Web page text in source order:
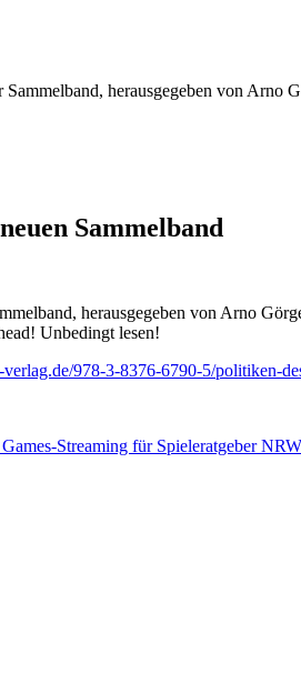
herausgegeben von
Sammelband
herausgegeben von Arno
Unbedingt lesen!
978-3-8376-6790-5/politiken-
Streaming für Spieleratgeber NRW